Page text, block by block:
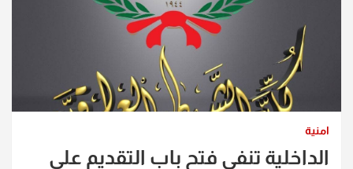
امنية
الداخلية تنفي فتح باب التقديم على